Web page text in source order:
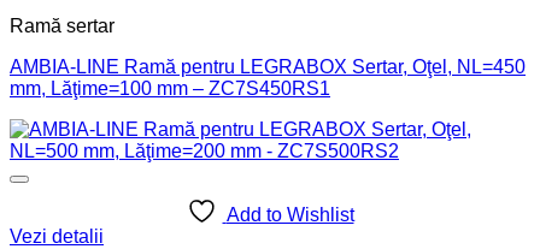
Ramă sertar
AMBIA-LINE Ramă pentru LEGRABOX Sertar, Oţel, NL=450
mm, Lăţime=100 mm – ZC7S450RS1
Add to Wishlist
Vezi detalii